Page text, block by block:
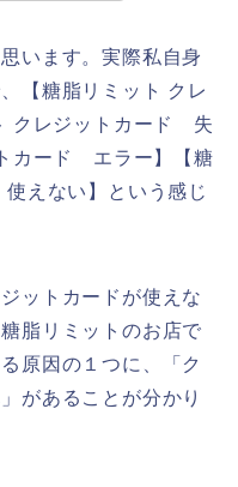
います。実際私自身
【糖脂リミット クレ
クレジットカード 失
カード エラー】【糖
えない】という感じ
ットカードが使えな
脂リミットのお店で
原因の１つに、「ク
があることが分かり